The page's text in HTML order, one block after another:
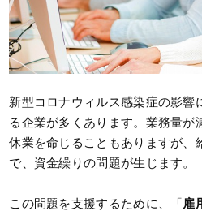
新型コロナウィルス感染症の影響
る企業が多くあります。業務量が
休業を命じることもありますが、
で、資金繰りの問題が生じます。
この問題を支援するために、「雇